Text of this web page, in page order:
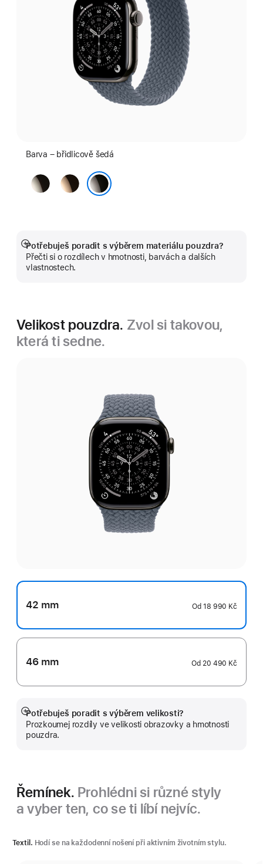
Barva – břidlicově šedá
přírodnízlatá
Potřebuješ poradit s výběrem materiálu pouzdra?
Přečti si o rozdílech v hmotnosti, barvách a dalších
vlastnostech.
Zobrazit
více
Velikost pouzdra. Zvol si takovou,
která ti sedne.
42 mm Od18 990 Kč
46 mm Od 20 490 Kč
Potřebuješ poradit s výběrem velikosti?
Prozkoumej rozdíly ve velikosti obrazovky a hmotnosti
pouzdra.
Zobrazit
více
Řemínek. Prohlédni si různé styly
a vyber ten, co se ti líbí nejvíc.
Textil. Hodí se na každodenní nošení při aktivním životním stylu.